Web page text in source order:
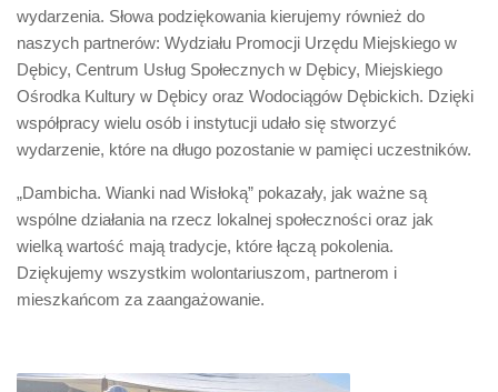
wydarzenia. Słowa podziękowania kierujemy również do
naszych partnerów: Wydziału Promocji Urzędu Miejskiego w
Dębicy, Centrum Usług Społecznych w Dębicy, Miejskiego
Ośrodka Kultury w Dębicy oraz Wodociągów Dębickich. Dzięki
współpracy wielu osób i instytucji udało się stworzyć
wydarzenie, które na długo pozostanie w pamięci uczestników.
„Dambicha. Wianki nad Wisłoką” pokazały, jak ważne są
wspólne działania na rzecz lokalnej społeczności oraz jak
wielką wartość mają tradycje, które łączą pokolenia.
Dziękujemy wszystkim wolontariuszom, partnerom i
mieszkańcom za zaangażowanie.